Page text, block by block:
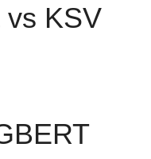
vs KSV